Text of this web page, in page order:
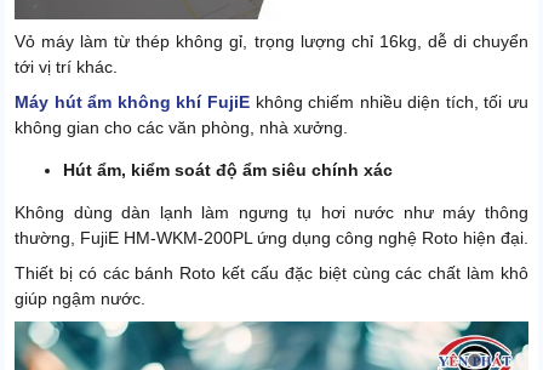
Vỏ máy làm từ thép không gỉ, trọng lượng chỉ 16kg, dễ di chuyển
tới vị trí khác.
Máy hút ẩm không khí FujiEkhông chiếm nhiều diện tích, tối ưu
không gian cho các văn phòng, nhà xưởng.
Hút ẩm, kiểm soát độ ẩm siêu chính xác
Không dùng dàn lạnh làm ngưng tụ hơi nước như máy thông
thường, FujiE HM-WKM-200PL ứng dụng công nghệ Roto hiện đại.
Thiết bị có các bánh Roto kết cấu đặc biệt cùng các chất làm khô
giúp ngậm nước.